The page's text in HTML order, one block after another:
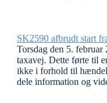
SK2590 afbrudt start
Torsdag den 5. februar
taxavej. Dette førte til
ikke i forhold til
dele information og